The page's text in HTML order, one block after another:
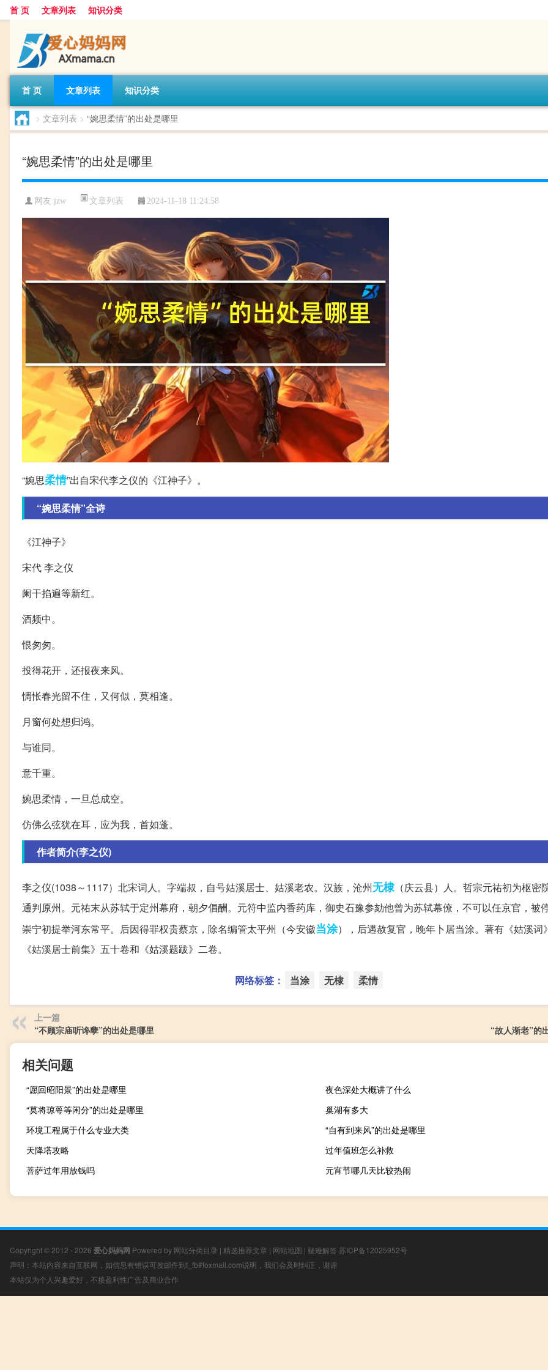
首 页 文章列表 知识分类
首 页 文章列表 知识分类
> 文章列表 > “婉思柔情”的出处是哪里
“婉思柔情”的出处是哪里
网友:jzw 文章列表 2024-11-18 11:24:58
“婉思柔情”出自宋代李之仪的《江神子》。
“婉思柔情”全诗
《江神子》
宋代 李之仪
阑干掐遍等新红。
酒频中。
恨匆匆。
投得花开，还报夜来风。
惆怅春光留不住，又何似，莫相逢。
月窗何处想归鸿。
与谁同。
意千重。
婉思柔情，一旦总成空。
仿佛么弦犹在耳，应为我，首如蓬。
作者简介(李之仪)
李之仪(1038～1117）北宋词人。字端叔，自号姑溪居士、姑溪老农。汉族，沧州无棣（庆云县）人。哲宗元祐初为枢密
通判原州。元祐末从苏轼于定州幕府，朝夕倡酬。元符中监内香药库，御史石豫参劾他曾为苏轼幕僚，不可以任京官，被
崇宁初提举河东常平。后因得罪权贵蔡京，除名编管太平州（今安徽当涂），后遇赦复官，晚年卜居当涂。著有《姑溪词
《姑溪居士前集》五十卷和《姑溪题跋》二卷。
网络标签： 当涂 无棣 柔情
上一篇
“不顾宗庙听谗孽”的出处是哪里
“故人渐老”的
相关问题
“愿回昭阳景”的出处是哪里
夜色深处大概讲了什么
“莫将琼萼等闲分”的出处是哪里
巢湖有多大
环境工程属于什么专业大类
“自有到来风”的出处是哪里
天降塔攻略
过年值班怎么补救
菩萨过年用放钱吗
元宵节哪几天比较热闹
Copyright © 2012 - 2026 爱心妈妈网 Powered by 网站分类目录 | 精选推荐文章 | 网站地图 | 疑难解答 苏ICP备12025952号
声明：本站内容来自互联网，如信息有错误可发邮件到f_fb#foxmail.com说明，我们会及时纠正，谢谢
本站仅为个人兴趣爱好，不接盈利性广告及商业合作